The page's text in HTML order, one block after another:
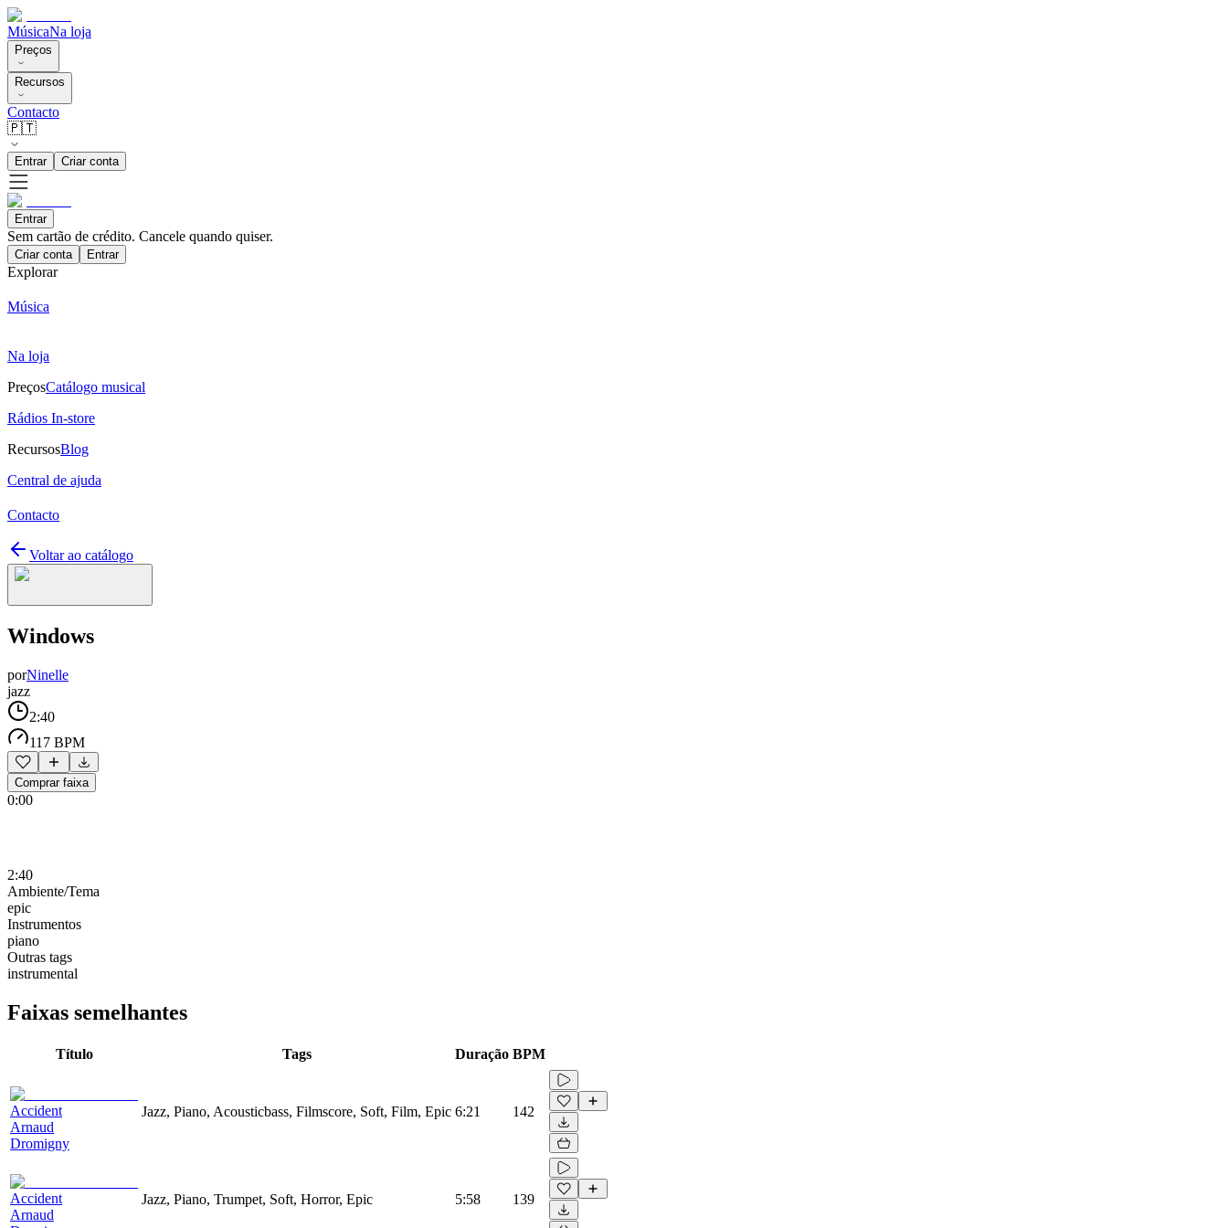
MúsicaNa loja
Preços
Recursos
Contacto
🇵🇹
Entrar Criar conta
Entrar
Sem cartão de crédito. Cancele quando quiser.
Criar conta Entrar
Explorar
Música
Na loja
PreçosCatálogo musical
Rádios In-store
RecursosBlog
Central de ajuda
Contacto
Voltar ao catálogo
Windows
porNinelle
jazz
2:40
117 BPM
Comprar faixa
0:00
2:40
Ambiente/Tema
epic
Instrumentos
piano
Outras tags
instrumental
Faixas semelhantes
Título Tags Duração BPM
Accident
Arnaud
Dromigny
Jazz, Piano, Acousticbass, Filmscore, Soft, Film, Epic 6:21 142
Accident
Arnaud
Jazz, Piano, Trumpet, Soft, Horror, Epic 5:58 139